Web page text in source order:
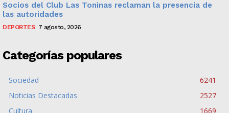
Socios del Club Las Toninas reclaman la presencia de
las autoridades
DEPORTES 7 agosto, 2026
Categorías populares
Sociedad
6241
Noticias Destacadas
2527
Cultura
1669